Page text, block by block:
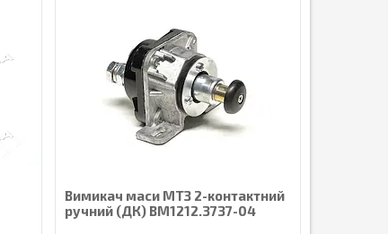
Вимикач маси МТЗ 2-контактний
ручний (ДК) ВМ1212.3737-04